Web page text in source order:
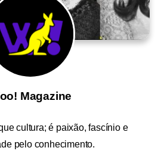
Magazine
cultura; é paixão, fascínio e
pelo conhecimento.